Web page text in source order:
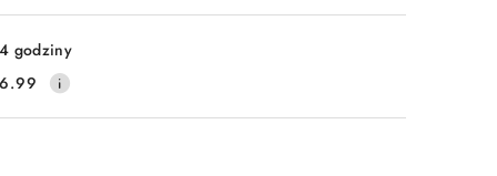
Wyślij
godziny